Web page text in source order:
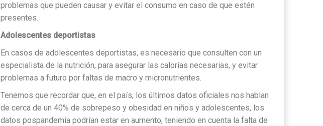
problemas que pueden causar y evitar el consumo en caso de que estén
presentes.
Adolescentes deportistas
En casos de adolescentes deportistas, es necesario que consulten con un
especialista de la nutrición, para asegurar las calorías necesarias, y evitar
problemas a futuro por faltas de macro y micronutrientes.
Tenemos que recordar que, en el país, los últimos datos oficiales nos hablan
de cerca de un 40% de sobrepeso y obesidad en niños y adolescentes, los
datos pospandemia podrían estar en aumento, teniendo en cuenta la falta de